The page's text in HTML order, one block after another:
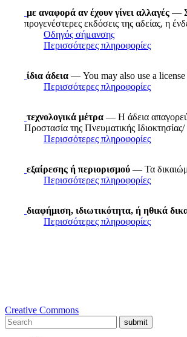
με αναφορά αν έχουν γίνει αλλαγές —
προγενέστερες εκδόσεις της αδείας, η
Οδηγός σήμανσης
Περισσότερες πληροφορίες
ίδια άδεια — You may also use a license
Περισσότερες πληροφορίες
τεχνολογικά μέτρα — Η άδεια
Προστασία της Πνευματικής
Περισσότερες πληροφορίες
εξαίρεσης ή περιορισμού — Τα
Περισσότερες πληροφορίες
διαφήμιση, ιδιωτικότητα, ή ηθικά
Περισσότερες πληροφορίες
Creative Commons
submit